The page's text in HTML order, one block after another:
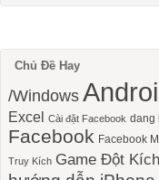
Chủ Đề Hay
/Windows
Excel Cài đặt Facebook dang
Facebook Facebook
Truy Kích Game Đột Kích